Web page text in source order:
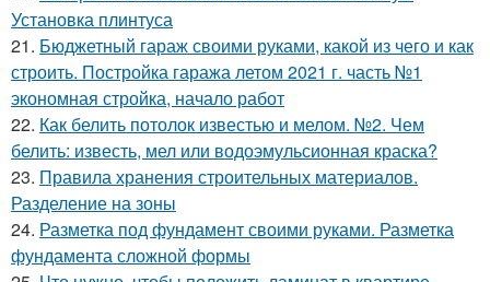
Установка плинтуса
21. Бюджетный гараж своими руками, какой из чего и как
строить. Постройка гаража летом 2021 г. часть №1
экономная стройка, начало работ
22. Как белить потолок известью и мелом. №2. Чем
белить: известь, мел или водоэмульсионная краска?
23. Правила хранения строительных материалов.
Разделение на зоны
24. Разметка под фундамент своими руками. Разметка
фундамента сложной формы